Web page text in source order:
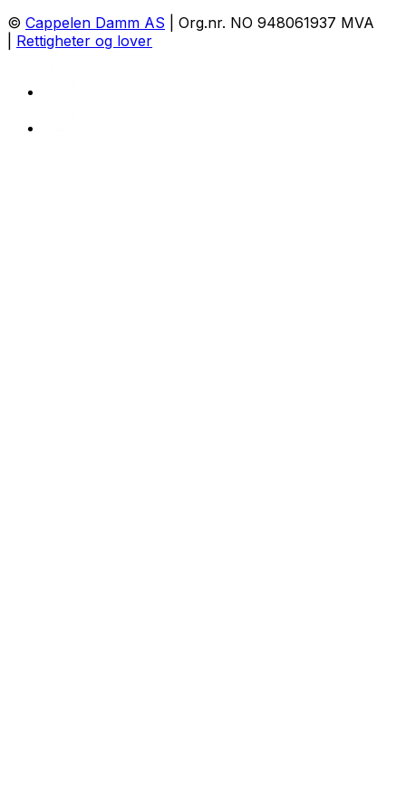
© Cappelen Damm AS | Org.nr. NO 948061937 MVA
Rettigheter og lover